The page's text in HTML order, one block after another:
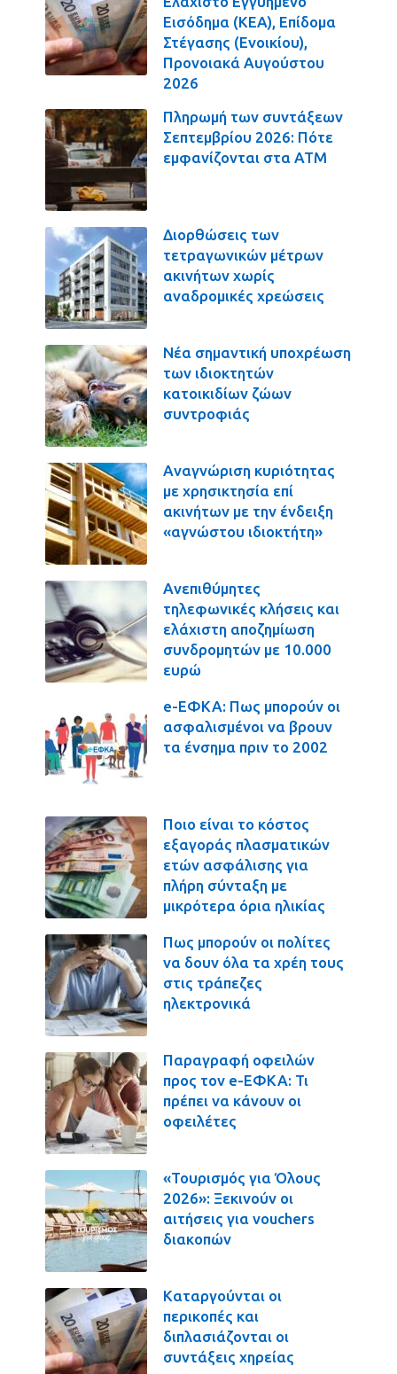
Εισόδημα (ΚΕΑ), Επίδομα
Στέγασης (Ενοικίου),
Προνοιακά Αυγούστου
2026
Πληρωμή των συντάξεων
Σεπτεμβρίου 2026: Πότε
εμφανίζονται στα ΑΤΜ
Διορθώσεις των
τετραγωνικών μέτρων
ακινήτων χωρίς
αναδρομικές χρεώσεις
Νέα σημαντική υποχρέωση
των ιδιοκτητών
κατοικιδίων ζώων
συντροφιάς
Αναγνώριση κυριότητας
με χρησικτησία επί
ακινήτων με την ένδειξη
«αγνώστου ιδιοκτήτη»
Ανεπιθύμητες
τηλεφωνικές κλήσεις και
ελάχιστη αποζημίωση
συνδρομητών με 10.000
ευρώ
e-ΕΦΚΑ: Πως μπορούν οι
ασφαλισμένοι να βρουν
τα ένσημα πριν το 2002
Ποιο είναι το κόστος
εξαγοράς πλασματικών
ετών ασφάλισης για
πλήρη σύνταξη με
μικρότερα όρια ηλικίας
Πως μπορούν οι πολίτες
να δουν όλα τα χρέη τους
στις τράπεζες
ηλεκτρονικά
Παραγραφή οφειλών
προς τον e-ΕΦΚΑ: Τι
πρέπει να κάνουν οι
οφειλέτες
«Τουρισμός για Όλους
2026»: Ξεκινούν οι
αιτήσεις για vouchers
διακοπών
Καταργούνται οι
περικοπές και
διπλασιάζονται οι
συντάξεις χηρείας